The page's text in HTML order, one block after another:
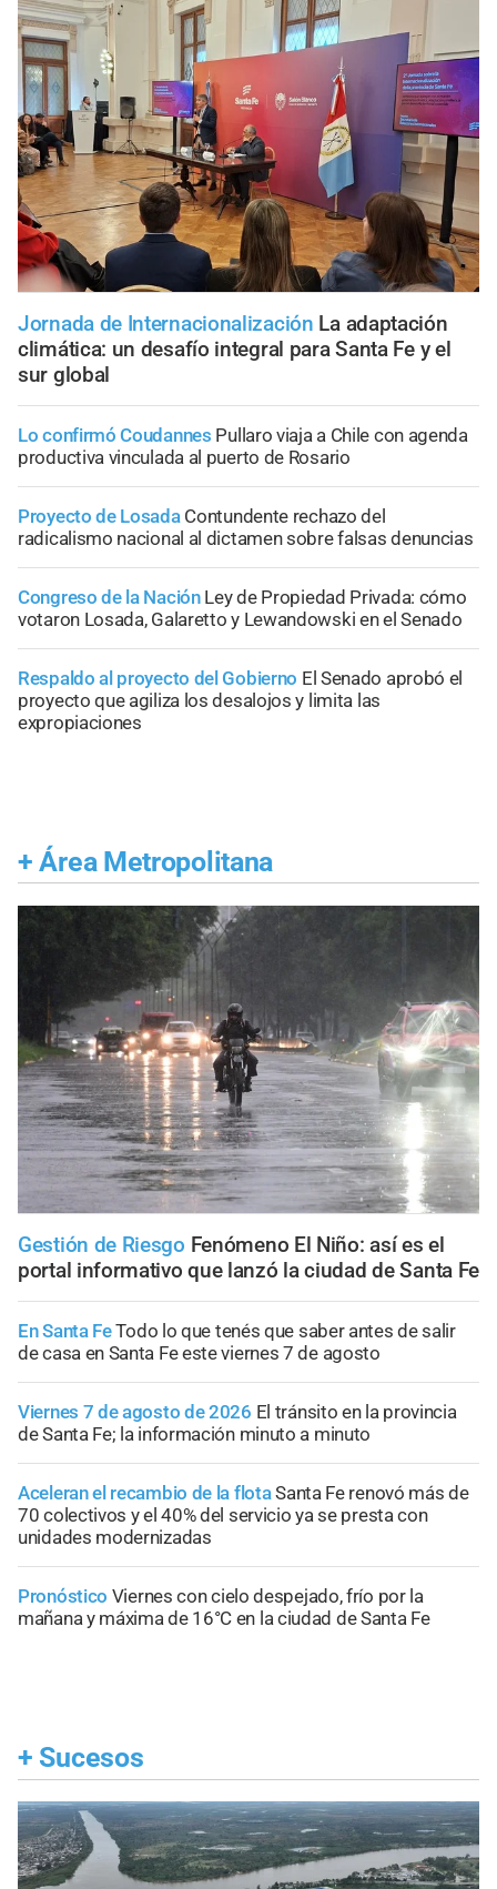
Jornada de Internacionalización La adaptación
climática: un desafío integral para Santa Fe y el
sur global
Lo confirmó Coudannes Pullaro viaja a Chile con agenda
productiva vinculada al puerto de Rosario
Proyecto de Losada Contundente rechazo del
radicalismo nacional al dictamen sobre falsas denuncias
Congreso de la Nación Ley de Propiedad Privada: cómo
votaron Losada, Galaretto y Lewandowski en el Senado
Respaldo al proyecto del Gobierno El Senado aprobó el
proyecto que agiliza los desalojos y limita las
expropiaciones
+ Área Metropolitana
Gestión de Riesgo Fenómeno El Niño: así es el
portal informativo que lanzó la ciudad de Santa Fe
En Santa FeTodo lo que tenés que saber antes de salir
de casa en Santa Fe este viernes 7 de agosto
Viernes 7 de agosto de 2026 El tránsito en la provincia
de Santa Fe; la información minuto a minuto
Aceleran el recambio de la flotaSanta Fe renovó más de
70 colectivos y el 40% del servicio ya se presta con
unidades modernizadas
Pronóstico Viernes con cielo despejado, frío por la
mañana y máxima de 16°C en la ciudad de Santa Fe
+ Sucesos